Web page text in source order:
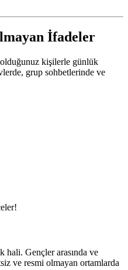
İfadeler
olduğunuz kişilerle günlük
grup sohbetlerinde ve
hali. Gençler arasında ve
ve resmi olmayan ortamlarda